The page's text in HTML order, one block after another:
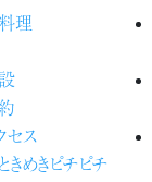
理
セス
きめきピチピチ